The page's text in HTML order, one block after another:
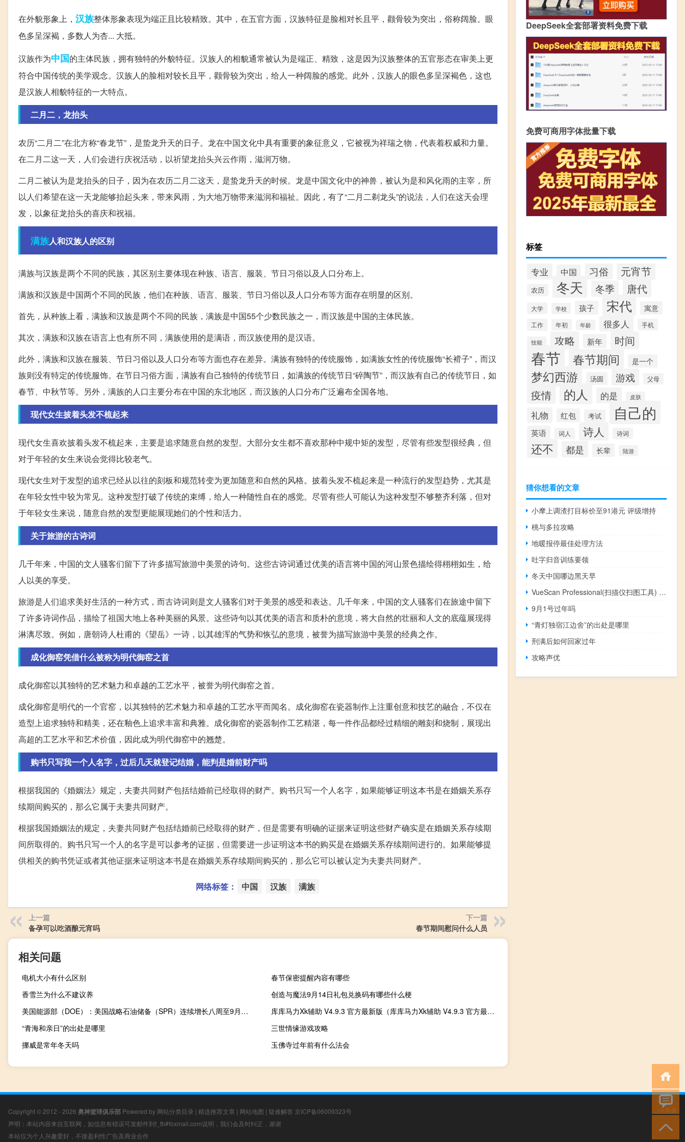
在外貌形象上， 汉族整体形象表现为端正且比较精致。其中，在五官方面，汉族特征是脸相对长且平，颧骨较为突出，俗称阔脸。眼
色多呈深褐，多数人为杏... 大抵。
汉族作为中国的主体民族，拥有独特的外貌特征。汉族人的相貌通常被认为是端正、精致，这是因为汉族整体的五官形态在审美上更
符合中国传统的美学观念。汉族人的脸相对较长且平，颧骨较为突出，给人一种阔脸的感觉。此外，汉族人的眼色多呈深褐色，这也
是汉族人相貌特征的一大特点。
二月二，龙抬头
农历“二月二”在北方称“春龙节”，是蛰龙升天的日子。龙在中国文化中具有重要的象征意义，它被视为祥瑞之物，代表着权威和力量。
在二月二这一天，人们会进行庆祝活动，以祈望龙抬头兴云作雨，滋润万物。
二月二被认为是龙抬头的日子，因为在农历二月二这天，是蛰龙升天的时候。龙是中国文化中的神兽，被认为是和风化雨的主宰，所
以人们希望在这一天龙能够抬起头来，带来风雨，为大地万物带来滋润和福祉。因此，有了“二月二剃龙头”的说法，人们在这天会理
发，以象征龙抬头的喜庆和祝福。
满族人和汉族人的区别
满族与汉族是两个不同的民族，其区别主要体现在种族、语言、服装、节日习俗以及人口分布上。
满族和汉族是中国两个不同的民族，他们在种族、语言、服装、节日习俗以及人口分布等方面存在明显的区别。
首先，从种族上看，满族和汉族是两个不同的民族，满族是中国55个少数民族之一，而汉族是中国的主体民族。
其次，满族和汉族在语言上也有所不同，满族使用的是满语，而汉族使用的是汉语。
此外，满族和汉族在服装、节日习俗以及人口分布等方面也存在差异。满族有独特的传统服饰，如满族女性的传统服饰“长褙子”，而汉
族则没有特定的传统服饰。在节日习俗方面，满族有自己独特的传统节日，如满族的传统节日“碎陶节”，而汉族有自己的传统节日，如
春节、中秋节等。另外，满族的人口主要分布在中国的东北地区，而汉族的人口分布广泛遍布全国各地。
现代女生披着头发不梳起来
现代女生喜欢披着头发不梳起来，主要是追求随意自然的发型。大部分女生都不喜欢那种中规中矩的发型，尽管有些发型很经典，但
对于年轻的女生来说会觉得比较老气。
现代女生对于发型的追求已经从以往的刻板和规范转变为更加随意和自然的风格。披着头发不梳起来是一种流行的发型趋势，尤其是
在年轻女性中较为常见。这种发型打破了传统的束缚，给人一种随性自在的感觉。尽管有些人可能认为这种发型不够整齐利落，但对
于年轻女生来说，随意自然的发型更能展现她们的个性和活力。
关于旅游的古诗词
几千年来，中国的文人骚客们留下了许多描写旅游中美景的诗句。这些古诗词通过优美的语言将中国的河山景色描绘得栩栩如生，给
人以美的享受。
旅游是人们追求美好生活的一种方式，而古诗词则是文人骚客们对于美景的感受和表达。几千年来，中国的文人骚客们在旅途中留下
了许多诗词作品，描绘了祖国大地上各种美丽的风景。这些诗句以其优美的语言和质朴的意境，将大自然的壮丽和人文的底蕴展现得
淋漓尽致。例如，唐朝诗人杜甫的《望岳》一诗，以其雄浑的气势和恢弘的意境，被誉为描写旅游中美景的经典之作。
成化御窑凭借什么被称为明代御窑之首
成化御窑以其独特的艺术魅力和卓越的工艺水平，被誉为明代御窑之首。
成化御窑是明代的一个官窑，以其独特的艺术魅力和卓越的工艺水平而闻名。成化御窑在瓷器制作上注重创意和技艺的融合，不仅在
造型上追求独特和精美，还在釉色上追求丰富和典雅。成化御窑的瓷器制作工艺精湛，每一件作品都经过精细的雕刻和烧制，展现出
高超的工艺水平和艺术价值，因此成为明代御窑中的翘楚。
购书只写我一个人名字，过后几天就登记结婚，能判是婚前财产吗
根据我国的《婚姻法》规定，夫妻共同财产包括结婚前已经取得的财产。购书只写一个人名字，如果能够证明这本书是在婚姻关系存
续期间购买的，那么它属于夫妻共同财产。
根据我国婚姻法的规定，夫妻共同财产包括结婚前已经取得的财产，但是需要有明确的证据来证明这些财产确实是在婚姻关系存续期
间所取得的。购书只写一个人的名字是可以参考的证据，但需要进一步证明这本书的购买是在婚姻关系存续期间进行的。如果能够提
供相关的购书凭证或者其他证据来证明这本书是在婚姻关系存续期间购买的，那么它可以被认定为夫妻共同财产。
网络标签： 中国 汉族 满族
上一篇
备孕可以吃酒酿元宵吗
下一篇
春节期间慰问什么人员
相关问题
电机大小有什么区别
春节保密提醒内容有哪些
香雪兰为什么不建议养
创造与魔法9月14日礼包兑换码有哪些什么梗
美国能源部（DOE）：美国战略石油储备（SPR）连续增长八周至9月22日达到3.515亿桶
库库马力Xk辅助 V4.9.3 官方最新版（库库马力Xk辅助 V4.9.3 官方最新版功能简介）
“青海和亲日”的出处是哪里
三世情缘游戏攻略
挪威是常年冬天吗
玉佛寺过年前有什么法会
DeepSeek全套部署资料免费下载
免费可商用字体批量下载
标签
专业 中国 习俗 元宵节
农历 冬天 冬季 唐代
大学 学校 孩子 宋代 寓意
工作 年初 年龄 很多人 手机
技能 攻略 新年 时间
春节 春节期间 是一个
梦幻西游 汤圆 游戏 父母
疫情 的人 的是 皮肤
礼物 红包 考试 自己的
英语 词人 诗人 诗词
还不 都是 长辈 陆游
猜你想看的文章
小摩上调渣打目标价至91港元 评级增持
桃与多拉攻略
地暖报停最佳处理方法
吐字归音训练要领
冬天中国哪边黑天早
VueScan Professional(扫描仪扫图工具) V9.7.50 X64 官方最新版（VueScan Professional(扫描仪扫图工具) V9.7.50 X64 官方最新版功能简介）
9月1号过年吗
“青灯独宿江边舍”的出处是哪里
刑满后如何回家过年
攻略声优
Copyright © 2012 - 2026 奥神篮球俱乐部 Powered by 网站分类目录 | 精选推荐文章 | 网站地图 | 疑难解答 京ICP备06009323号
声明：本站内容来自互联网，如信息有错误可发邮件到f_fb#foxmail.com说明，我们会及时纠正，谢谢
本站仅为个人兴趣爱好，不接盈利性广告及商业合作
小男孩